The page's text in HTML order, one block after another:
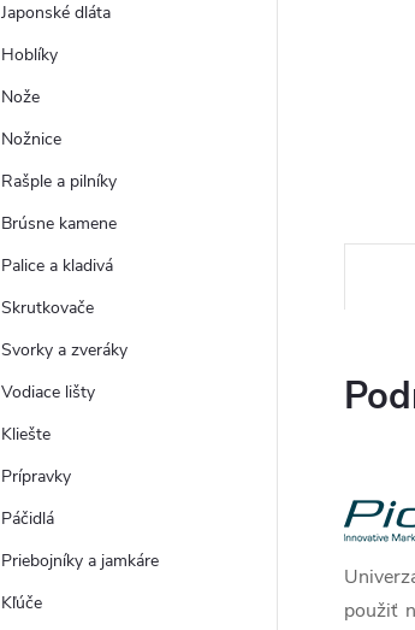
Japonské dláta
Hoblíky
Nože
Nožnice
Rašple a pilníky
Brúsne kamene
Palice a kladivá
Skrutkovače
Svorky a zveráky
Vodiace lišty
Kliešte
Prípravky
Páčidlá
Priebojníky a jamkáre
Kľúče
použiť